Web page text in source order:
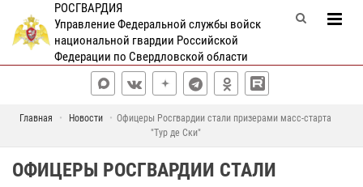
РОСГВАРДИЯ
Управление Федеральной службы войск
национальной гвардии Российской
Федерации по Свердловской области
Главная Новости
Офицеры Росгвардии стали призерами масс-старта
"Тур де Ски"
ОФИЦЕРЫ РОСГВАРДИИ СТАЛИ